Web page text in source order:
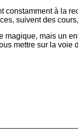
à la
suivent des
mais un
mettre sur la voie